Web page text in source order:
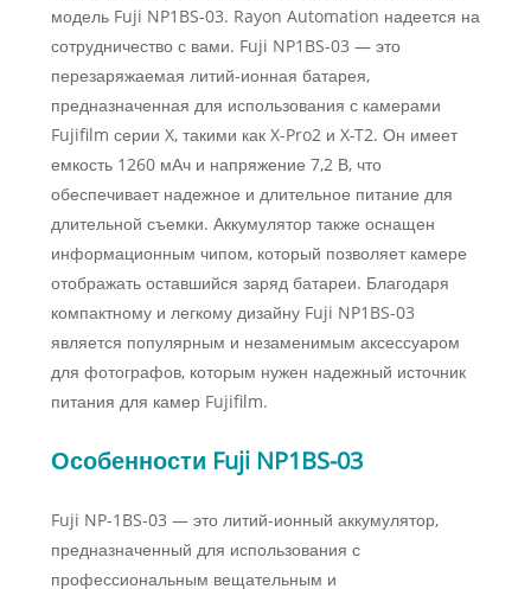
модель Fuji NP1BS-03. Rayon Automation надеется на
сотрудничество с вами. Fuji NP1BS-03 — это
перезаряжаемая литий-ионная батарея,
предназначенная для использования с камерами
Fujifilm серии X, такими как X-Pro2 и X-T2. Он имеет
емкость 1260 мАч и напряжение 7,2 В, что
обеспечивает надежное и длительное питание для
длительной съемки. Аккумулятор также оснащен
информационным чипом, который позволяет камере
отображать оставшийся заряд батареи. Благодаря
компактному и легкому дизайну Fuji NP1BS-03
является популярным и незаменимым аксессуаром
для фотографов, которым нужен надежный источник
питания для камер Fujifilm.
Особенности Fuji NP1BS-03
Fuji NP-1BS-03 — это литий-ионный аккумулятор,
предназначенный для использования с
профессиональным вещательным и